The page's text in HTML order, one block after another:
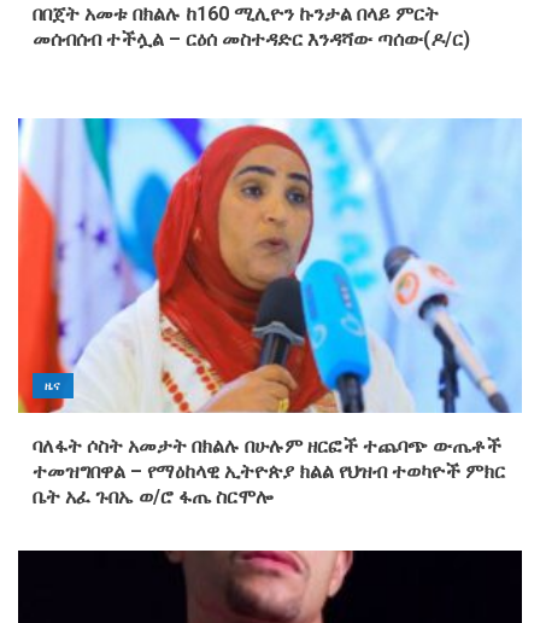
በበጀት አመቱ በክልሉ ከ160 ሚሊዮን ኩንታል በላይ ምርት
መሰብሰብ ተችሏል – ርዕሰ መስተዳድር እንዳሻው ጣሰው(ዶ/ር)
ዜና
ባለፋት ሶስት አመታት በክልሉ በሁሉም ዘርፎች ተጨባጭ ውጤቶች
ተመዝግበዋል – የማዕከላዊ ኢትዮጵያ ክልል የህዝብ ተወካዮች ምክር
ቤት አፈ ጉበኤ ወ/ሮ ፋጤ ስርሞሎ